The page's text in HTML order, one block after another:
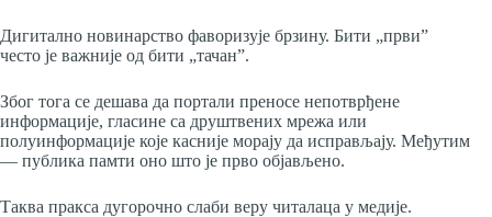
Дигитално новинарство фаворизује брзину. Бити „први”
често је важније од бити „тачан”.
Због тога се дешава да портали преносе непотврђене
информације, гласине са друштвених мрежа или
полуинформације које касније морају да исправљају. Међутим
— публика памти оно што је прво објављено.
Таква пракса дугорочно слаби веру читалаца у медије.